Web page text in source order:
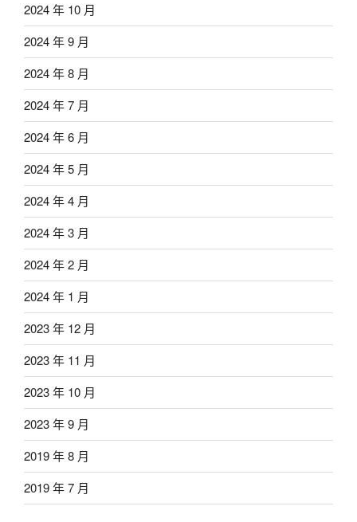
2024 年 10 月
2024 年 9 月
2024 年 8 月
2024 年 7 月
2024 年 6 月
2024 年 5 月
2024 年 4 月
2024 年 3 月
2024 年 2 月
2024 年 1 月
2023 年 12 月
2023 年 11 月
2023 年 10 月
2023 年 9 月
2019 年 8 月
2019 年 7 月